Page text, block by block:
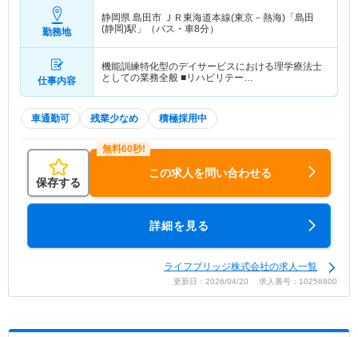
勤務地
静岡県 島田市 ＪＲ東海道本線(東京－熱海)「島田
(静岡)駅」（バス・車8分）
仕事内容
機能訓練特化型のデイサービスにおける理学療法士
としての業務全般 ■リハビリテー…
車通勤可 残業少なめ 積極採用中
保存する
この求人を問い合わせる
詳細を見る
ライフブリッジ株式会社の求人一覧
更新日：2026/04/20 求人番号：10256800